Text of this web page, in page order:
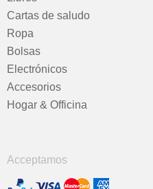
Cartas de saludo
Ropa
Bolsas
Electrónicos
Accesorios
Hogar & Officina
Acceptamos